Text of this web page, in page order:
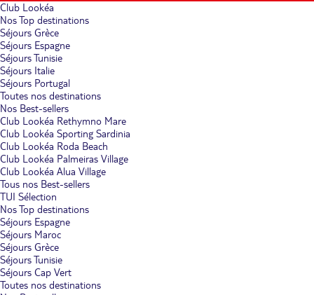
Club Lookéa
Nos Top destinations
Séjours Grèce
Séjours Espagne
Séjours Tunisie
Séjours Italie
Séjours Portugal
Toutes nos destinations
Nos Best-sellers
Club Lookéa Rethymno Mare
Club Lookéa Sporting Sardinia
Club Lookéa Roda Beach
Club Lookéa Palmeiras Village
Club Lookéa Alua Village
Tous nos Best-sellers
TUI Sélection
Nos Top destinations
Séjours Espagne
Séjours Maroc
Séjours Grèce
Séjours Tunisie
Séjours Cap Vert
Toutes nos destinations